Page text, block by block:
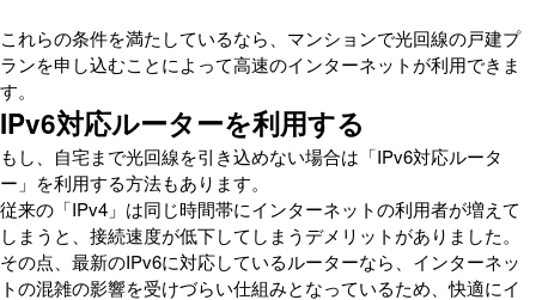
これらの条件を満たしているなら、マンションで光回線の戸建プ
ランを申し込むことによって高速のインターネットが利用できま
す。
IPv6対応ルーターを利用する
もし、自宅まで光回線を引き込めない場合は「IPv6対応ルータ
ー」を利用する方法もあります。
従来の「IPv4」は同じ時間帯にインターネットの利用者が増えて
しまうと、接続速度が低下してしまうデメリットがありました。
その点、最新のIPv6に対応しているルーターなら、インターネッ
トの混雑の影響を受けづらい仕組みとなっているため、快適にイ